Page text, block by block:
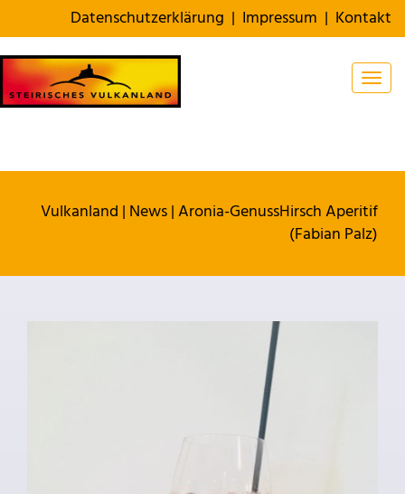
Datenschutzerklärung | Impressum | Kontakt
Vulkanland | News|Aronia-GenussHirsch Aperitif
(Fabian Palz)